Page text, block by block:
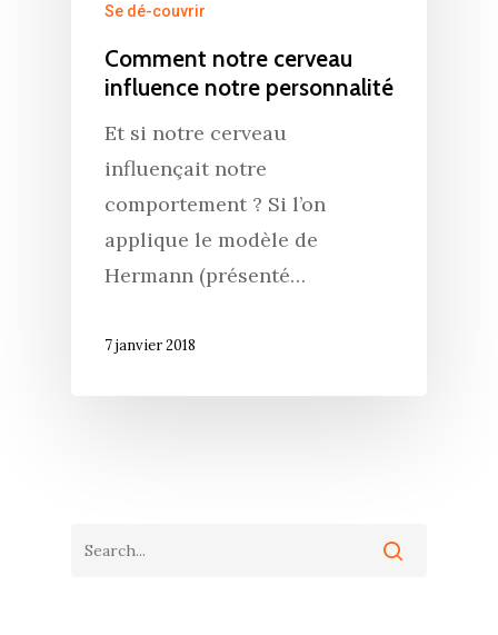
Se dé-couvrir
Comment notre cerveau
influence notre personnalité
Et si notre cerveau
influençait notre
comportement ? Si l’on
applique le modèle de
Hermann (présenté…
7 janvier 2018